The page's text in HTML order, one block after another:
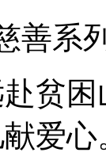
善系
贫
爱